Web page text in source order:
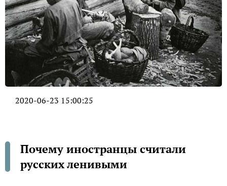
2020-06-23 15:00:25
Почему иностранцы считали
русских ленивыми